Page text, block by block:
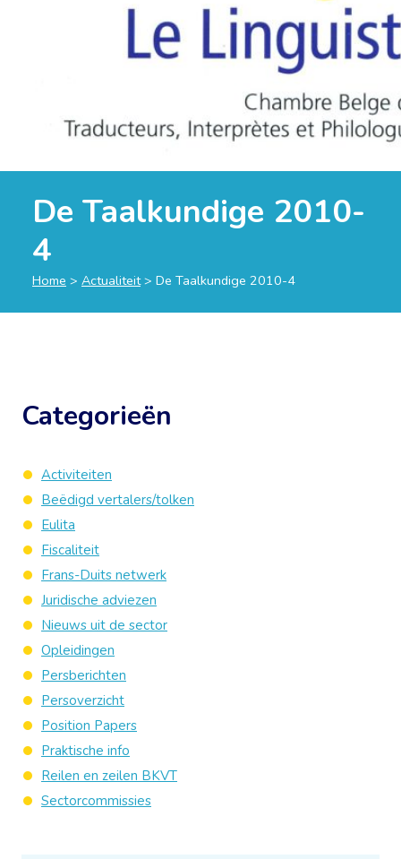
De Taalkundige 2010-
4
Home > Actualiteit> De Taalkundige 2010-4
Categorieën
Activiteiten
Beëdigd vertalers/tolken
Eulita
Fiscaliteit
Frans-Duits netwerk
Juridische adviezen
Nieuws uit de sector
Opleidingen
Persberichten
Persoverzicht
Position Papers
Praktische info
Reilen en zeilen BKVT
Sectorcommissies